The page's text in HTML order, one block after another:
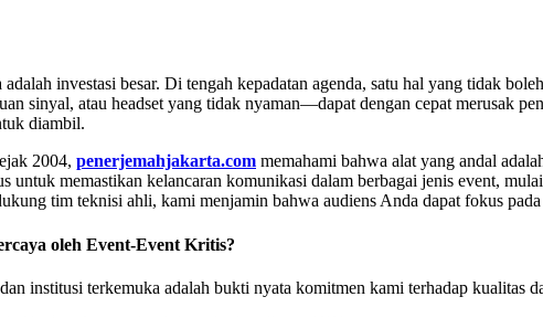
investasi besar. Di tengah kepadatan agenda, satu hal yang tidak
sinyal, atau headset yang tidak nyaman—dapat dengan cepat merusak
diambil.
2004, penerjemahjakarta.com memahami bahwa alat yang andal
untuk memastikan kelancaran komunikasi dalam berbagai jenis event,
tim teknisi ahli, kami menjamin bahwa audiens Anda dapat fokus
oleh Event-Event Kritis?
institusi terkemuka adalah bukti nyata komitmen kami terhadap kualitas